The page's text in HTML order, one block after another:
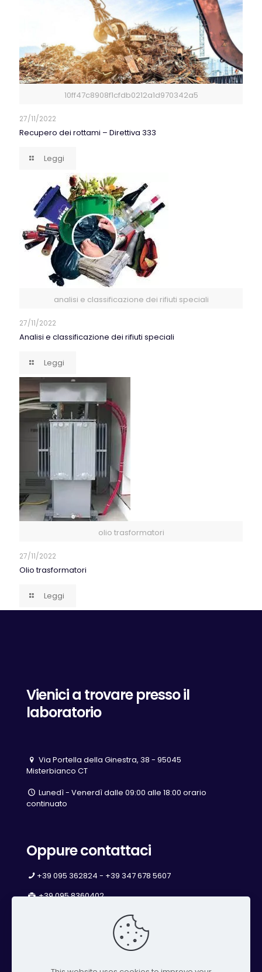
10ff47c8908f1cfdb0212a1d970342a5
27/11/2022
Recupero dei rottami – Direttiva 333
Leggi
analisi e classificazione dei rifiuti speciali
27/11/2022
Analisi e classificazione dei rifiuti speciali
Leggi
olio trasformatori
27/11/2022
Olio trasformatori
Leggi
Vienici a trovare presso il
laboratorio
Via Portella della Ginestra, 38 - 95045
Misterbianco CT
Lunedì - Venerdì dalle 09:00 alle 18:00 orario
continuato
Oppure contattaci
+39 095 362824 - +39 347 678 5607
+39 095 8360402
info@studiochimicoambientale.it
studiochimicoambientale@pec.impresecatania.it